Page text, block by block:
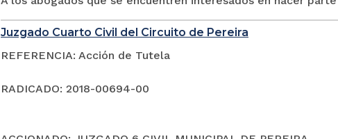
Juzgado Cuarto Civil del Circuito de Pereira
REFERENCIA: Acción de Tutela
RADICADO: 2018-00694-00